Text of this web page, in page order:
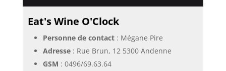
Eat's Wine O'Clock
Personne de contact: Mégane Pire
Adresse: Rue Brun, 12 5300 Andenne
GSM : 0496/69.63.64